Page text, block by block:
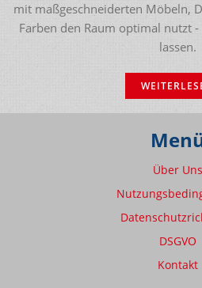
mit maßgeschneiderten Möbeln,
Farben den Raum optimal nutzt
lassen.
Über Uns
DSGVO
Kontakt